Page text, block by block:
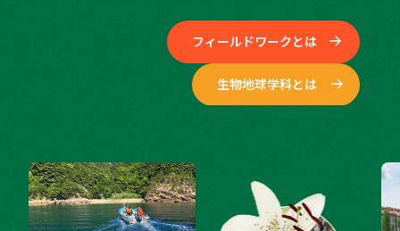
フィールドワークとは
生物地球学科とは